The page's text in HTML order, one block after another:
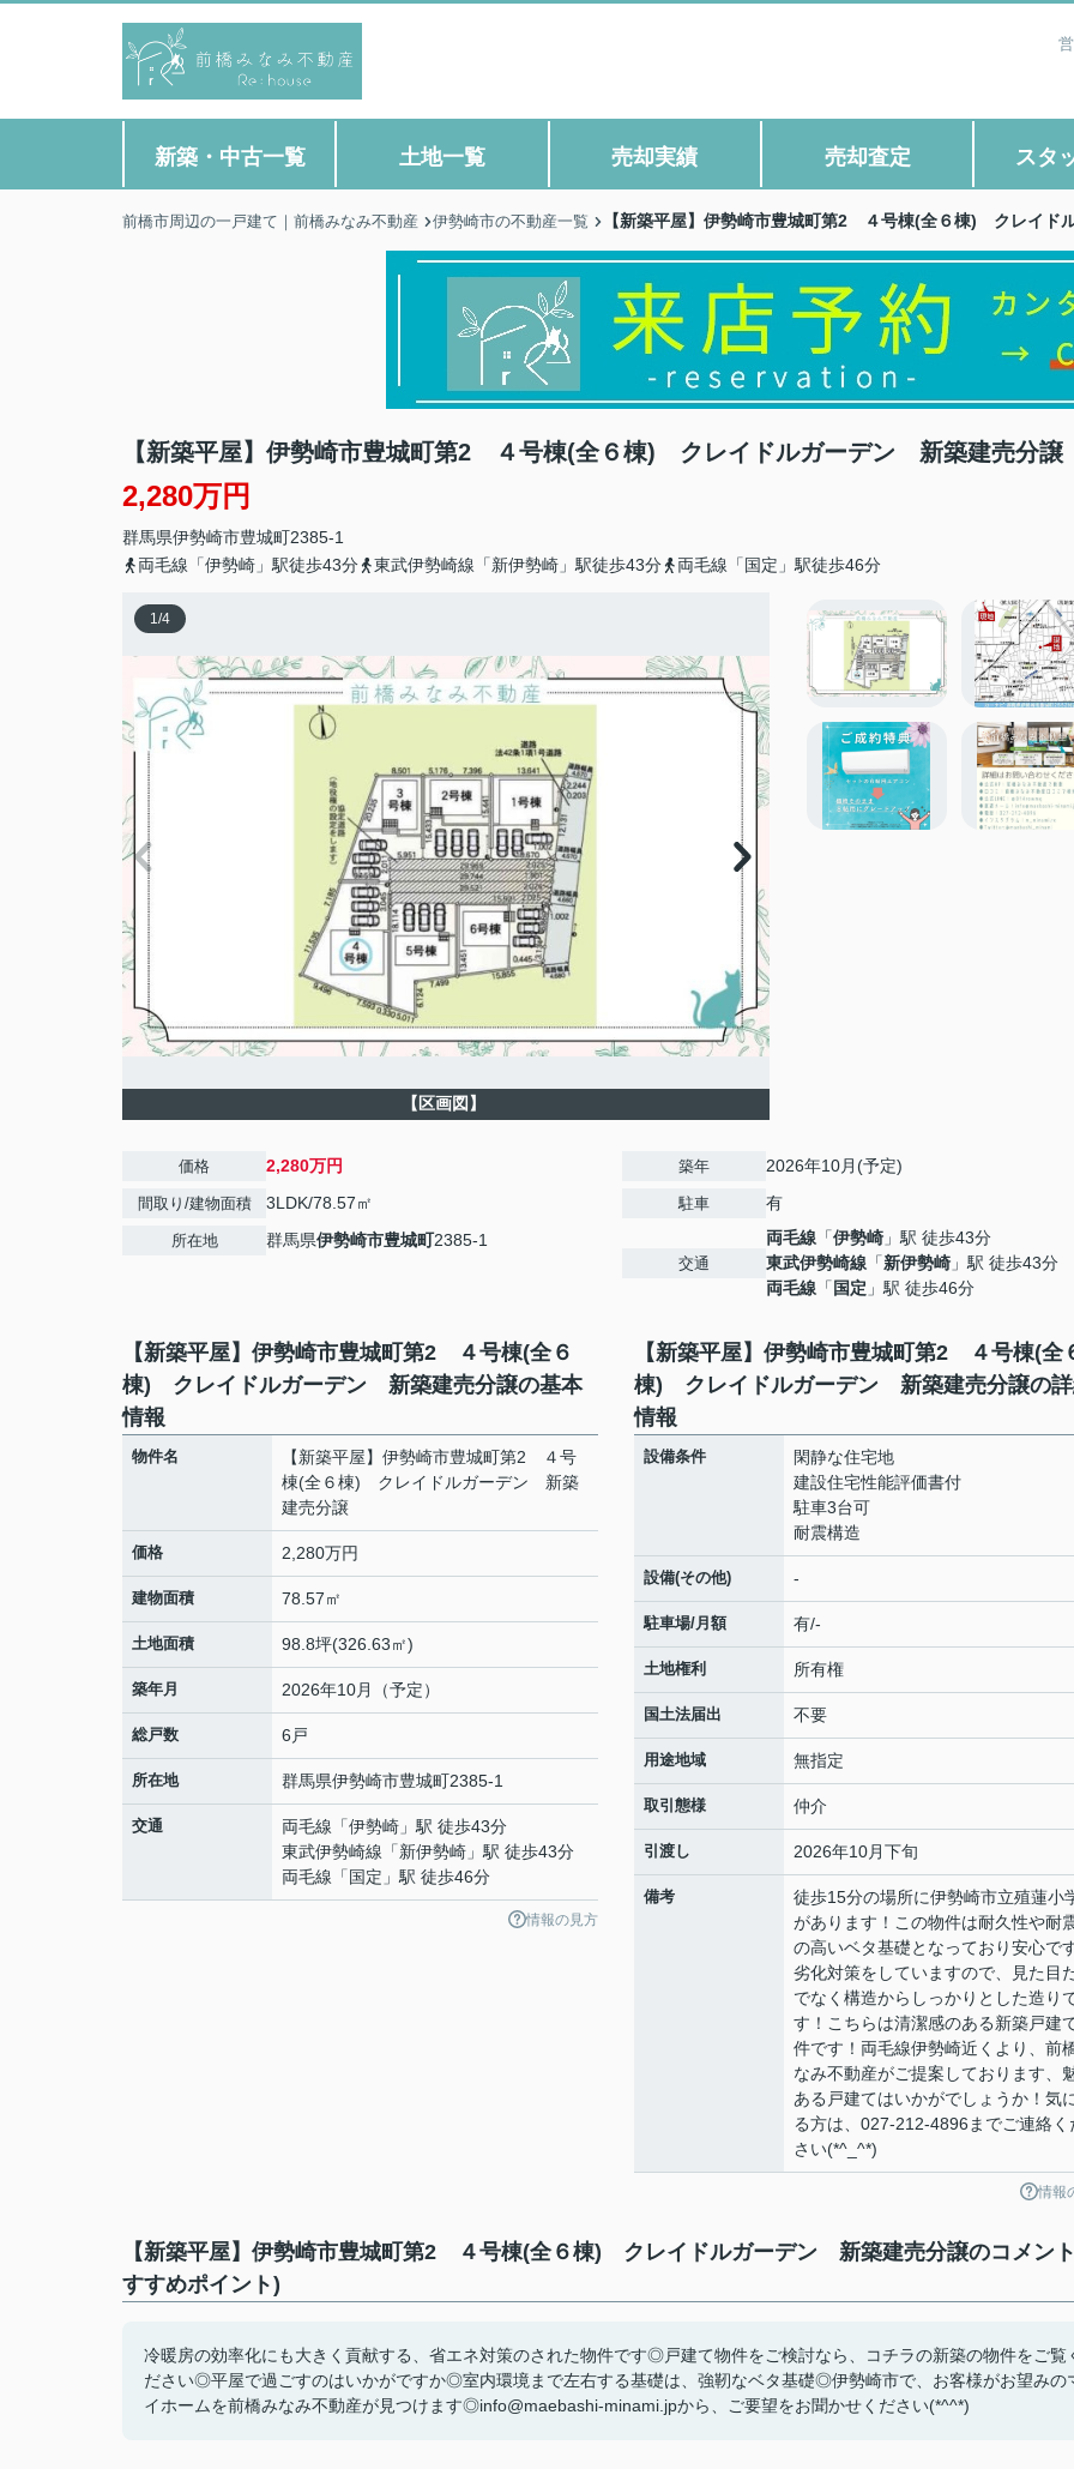
新築・中古一覧 土地一覧 売却実績 売却査定 スタ
前橋市周辺の一戸建て｜前橋みなみ不動産 伊勢崎市の不動産一覧 【新築平屋】伊勢崎市豊城町第2 ４号棟(全６棟) クレイド
【新築平屋】伊勢崎市豊城町第2 ４号棟(全６棟) クレイドルガーデン 新築建売分譲
2,280万円
群馬県伊勢崎市豊城町2385-1
両毛線「伊勢崎」駅徒歩43分
東武伊勢崎線「新伊勢崎」駅徒歩43分 両毛線「国定」駅徒歩46分
1/4
【区画図】
価格 2,280万円
間取り/建物面積 3LDK/78.57㎡
所在地 群馬県伊勢崎市豊城町2385-1
築年 2026年10月(予定)
駐車 有
交通
両毛線 「伊勢崎 」駅 徒歩43分
東武伊勢崎線 「新伊勢崎 」駅 徒歩43分
両毛線 「 国定 」駅 徒歩46分
【新築平屋】伊勢崎市豊城町第2 ４号棟(全６
棟) クレイドルガーデン 新築建売分譲の基本
情報
物件名
【新築平屋】伊勢崎市豊城町第2 ４号
棟(全６棟) クレイドルガーデン 新築
建売分譲
価格 2,280万円
建物面積 78.57㎡
土地面積 98.8坪(326.63㎡)
築年月 2026年10月（予定）
総戸数 6戸
所在地 群馬県伊勢崎市豊城町2385-1
交通 両毛線 「伊勢崎 」駅 徒歩43分
東武伊勢崎線 「新伊勢崎 」駅 徒歩43分
両毛線 「 国定 」駅 徒歩46分
情報の見方
【新築平屋】伊勢崎市豊城町第2 ４号棟(全
棟) クレイドルガーデン 新築建売分譲の
情報
設備条件
閑静な住宅地
建設住宅性能評価書付
駐車3台可
耐震構造
設備(その他) -
駐車場/月額 有/-
土地権利 所有権
国土法届出 不要
用途地域 無指定
取引態様 仲介
引渡し 2026年10月下旬
備考
徒歩15分の場所に伊勢崎市立殖蓮小
があります！この物件は耐久性や耐
の高いベタ基礎となっており安心で
劣化対策をしていますので、見た目
でなく構造からしっかりとした造り
す！こちらは清潔感のある新築戸建
件です！両毛線伊勢崎近くより、前
なみ不動産がご提案しております、
ある戸建てはいかがでしょうか！気
る方は、027-212-4896までご連絡く
さい(*^_^*)
情報
【新築平屋】伊勢崎市豊城町第2 ４号棟(全６棟) クレイドルガーデン 新築建売分譲のコメン
すすめポイント)
冷暖房の効率化にも大きく貢献する、省エネ対策のされた物件です◎戸建て物件をご検討なら、コチラの新築の物件をご覧
ださい◎平屋で過ごすのはいかがですか◎室内環境まで左右する基礎は、強靭なベタ基礎◎伊勢崎市で、お客様がお望みの
イホームを前橋みなみ不動産が見つけます◎info@maebashi-minami.jpから、ご要望をお聞かせください(*^^*)